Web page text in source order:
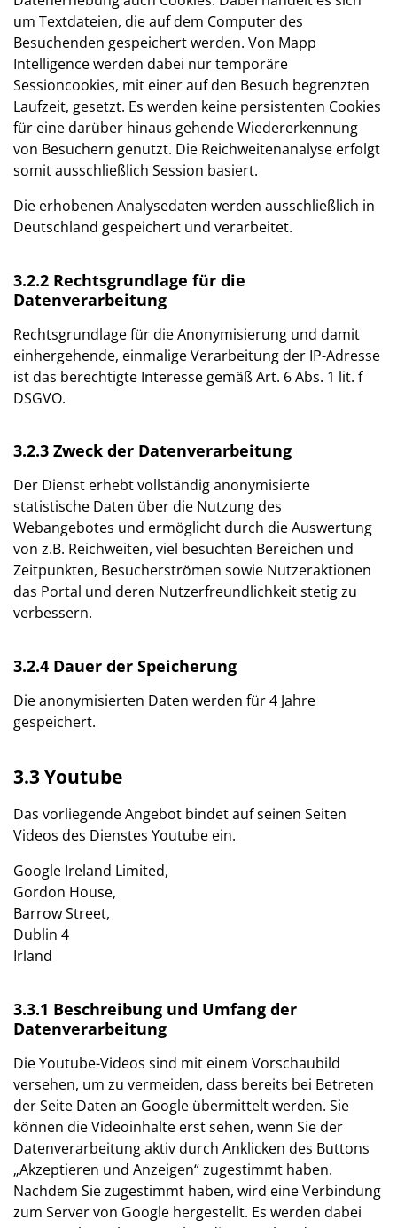
um Textdateien, die auf dem Computer des
Besuchenden gespeichert werden. Von Mapp
Intelligence werden dabei nur temporäre
Sessioncookies, mit einer auf den Besuch begrenzten
Laufzeit, gesetzt. Es werden keine persistenten Cookies
für eine darüber hinaus gehende Wiedererkennung
von Besuchern genutzt. Die Reichweitenanalyse erfolgt
somit ausschließlich Session basiert.
Die erhobenen Analysedaten werden ausschließlich in
Deutschland gespeichert und verarbeitet.
3.2.2 Rechtsgrundlage für die
Datenverarbeitung
Rechtsgrundlage für die Anonymisierung und damit
einhergehende, einmalige Verarbeitung der IP-Adresse
ist das berechtigte Interesse gemäß Art. 6 Abs. 1 lit. f
DSGVO.
3.2.3 Zweck der Datenverarbeitung
Der Dienst erhebt vollständig anonymisierte
statistische Daten über die Nutzung des
Webangebotes und ermöglicht durch die Auswertung
von z.B. Reichweiten, viel besuchten Bereichen und
Zeitpunkten, Besucherströmen sowie Nutzeraktionen
das Portal und deren Nutzerfreundlichkeit stetig zu
verbessern.
3.2.4 Dauer der Speicherung
Die anonymisierten Daten werden für 4 Jahre
gespeichert.
3.3 Youtube
Das vorliegende Angebot bindet auf seinen Seiten
Videos des Dienstes Youtube ein.
Google Ireland Limited,
Gordon House,
Barrow Street,
Dublin 4
Irland
3.3.1 Beschreibung und Umfang der
Datenverarbeitung
Die Youtube-Videos sind mit einem Vorschaubild
versehen, um zu vermeiden, dass bereits bei Betreten
der Seite Daten an Google übermittelt werden. Sie
können die Videoinhalte erst sehen, wenn Sie der
Datenverarbeitung aktiv durch Anklicken des Buttons
„Akzeptieren und Anzeigen“ zugestimmt haben.
Nachdem Sie zugestimmt haben, wird eine Verbindung
zum Server von Google hergestellt. Es werden dabei